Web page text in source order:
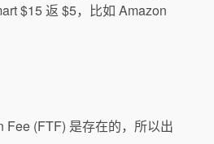
$15 返 $5，比如 Amazon
Fee (FTF) 是存在的，所以出